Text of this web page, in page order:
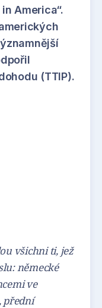
America“.
(TTIP).
všichni ti, jež
německé
ve
přední